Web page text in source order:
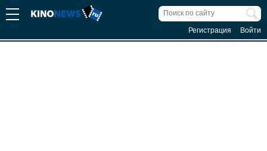
Регистрация Войти